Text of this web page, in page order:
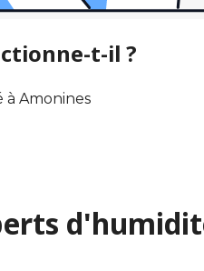
t-il ?
à Amonines